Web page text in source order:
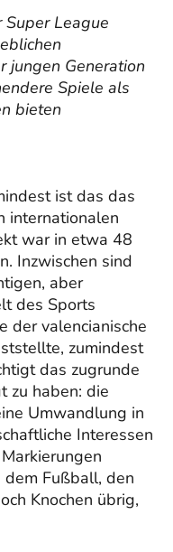
Super League
jungen Generation
Spiele als
bieten
ist das das
internationalen
war in etwa 48
Inzwischen sind
aber
des Sports
der valencianische
zumindest
das zugrunde
zu haben: die
Umwandlung in
Interessen
dem Fußball, den
Knochen übrig,